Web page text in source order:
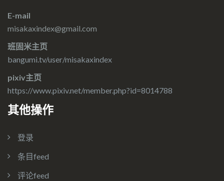
E-mail
misakaxindex@gmail.com
班固米主页
bangumi.tv/user/misakaxindex
pixiv主页
https://www.pixiv.net/member.php?id=8014788
其他操作
登录
条目feed
评论feed